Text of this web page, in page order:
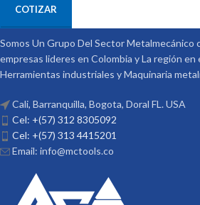
COTIZAR
Somos Un Grupo Del Sector Metalmecánico
empresas lideres en Colombia y La región
Herramientas industriales y Maquinaria
Cali, Barranquilla, Bogota, Doral FL. USA
Cel: +(57) 312 8305092
Cel: +(57) 313 4415201
Email: info@mctools.co